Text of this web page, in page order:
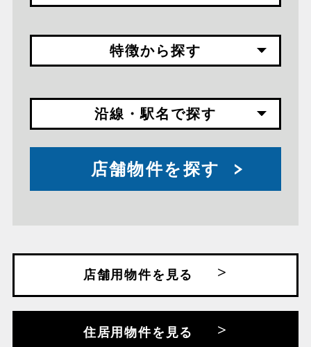
特徴から探す
沿線・駅名で探す
店舗物件を探す
店舗用物件を見る
住居用物件を見る